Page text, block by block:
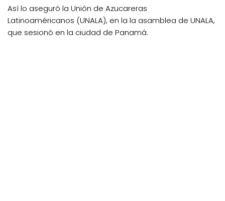
Así lo aseguró la Unión de Azucareras
Latinoaméricanos (UNALA), en la la asamblea de UNALA,
que sesionó en la ciudad de Panamá.